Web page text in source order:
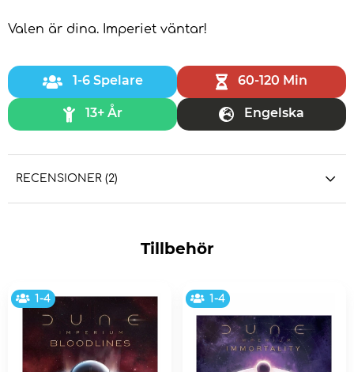
Valen är dina. Imperiet väntar!
1-6 Spelare 60-120 Min
13+ År Engelska
RECENSIONER (2)
Tillbehör
1-4 1-4